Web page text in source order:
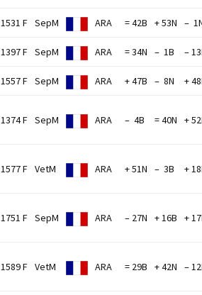
1531 F SepM ARA = 42B + 53N –
1397 F SepM ARA = 34N – 1B –
1557 F SepM ARA + 47B – 8N +
1374 F SepM ARA – 4B = 40N +
1577 F VetM ARA + 51N – 3B +
1751 F SepM ARA – 27N + 16B +
1589 F VetM ARA = 29B + 42N –